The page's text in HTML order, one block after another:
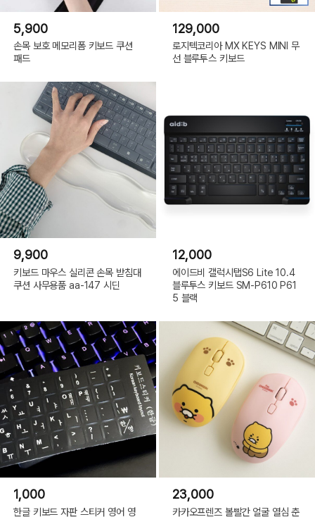
5,900
손목 보호 메모리폼 키보드 쿠션
패드
129,000
로지텍코리아 MX KEYS MINI 무
선 블루투스 키보드
9,900
키보드 마우스 실리콘 손목 받침대
쿠션 사무용품 aa-147 시딘
12,000
에이드비 갤럭시탭S6 Lite 10.4
블루투스 키보드 SM-P610 P61
5 블랙
1,000
한글 키보드 자판 스티커 영어 영
23,000
카카오프렌즈 볼빨간 얼굴 열심 춘